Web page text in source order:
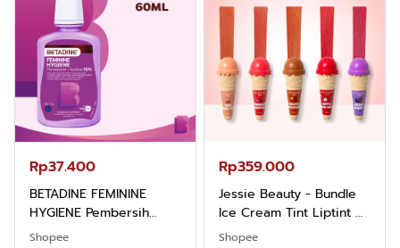
Rp37.400
BETADINE FEMININE
HYGIENE Pembersih
Kewanitaan 60ml
Shopee
Rp359.000
Jessie Beauty - Bundle
Ice Cream Tint Liptint All
Variant
Shopee